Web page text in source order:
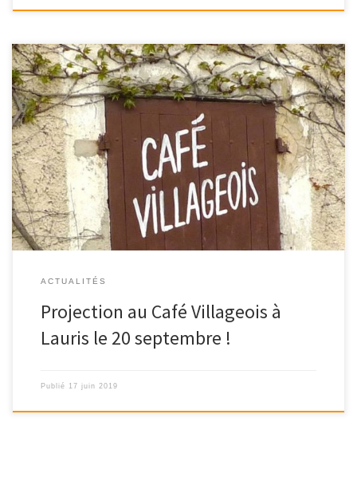
Vendredi 20 septembre venez profiter d’une projection gratuite
au Café Villageois de Lauris à 19h30 […]
ACTUALITÉS
Projection au Café Villageois à
Lauris le 20 septembre !
Publié 17 juin 2019